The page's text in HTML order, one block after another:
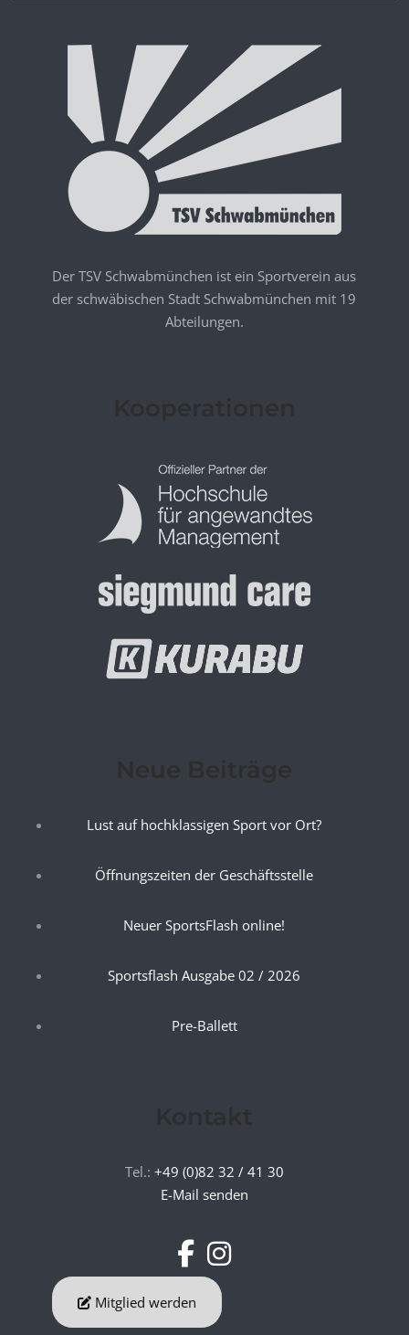
Der TSV Schwabmünchen ist ein Sportverein aus
der schwäbischen Stadt Schwabmünchen mit 19
Abteilungen.
Lust auf hochklassigen Sport vor Ort?
Öffnungszeiten der Geschäftsstelle
Neuer SportsFlash online!
Sportsflash Ausgabe 02 / 2026
Pre-Ballett
Tel.: +49 (0)82 32 / 41 30
E-Mail senden
Mitglied werden